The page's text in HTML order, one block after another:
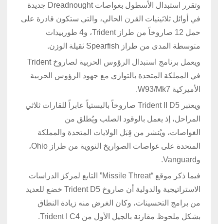
وتقرر استبدال الأسطول بغواصات Dreadnought جديدة
في أوائل ثلاثينيات القرن الحالي، والتي ستكون قادرة على
حمل 12 صاروخاً من طراز Trident، و4 طوربيدات
متوسطة المدى من طراز Spearfish ثقيلة الوزن.
ويعمل برنامج استبدال الرؤوس الحربية لصاروخ Trident
في المملكة المتحدة بالتوازي مع جهود الرؤوس الحربية
الأميركية W93/Mk7.
ويعتبر Trident II D5 صاروخاً باليستياً عابراً للقارات ثلاثي
المراحل، إذ يعمل بالوقود الصلب ويُطلق من
الغواصات، ويُنشر من قِبَل الولايات المتحدة والمملكة
المتحدة على غواصات الصواريخ النووية من طراز Ohio،
وVanguard.
فيما ذكر موقع “Missile Threat” التابع لمركز الدراسات
الاستراتيجية والدولية أن صاروخ Trident D5 خضع للعديد
من برامج التحسينات، وكان الغرض منه زيادة النطاق
بشكل ملحوظ مقارنة بالجيل الأول من Trident I C4.